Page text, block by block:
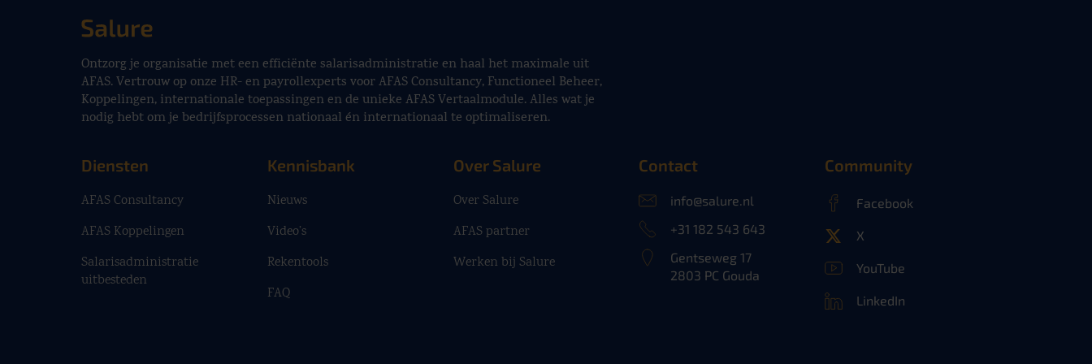
Ontzorg je organisatie met een efficiënte salarisadministratie en haal het maximale uit
AFAS. Vertrouw op onze HR- en payrollexperts voor AFAS Consultancy, Functioneel Beheer,
Koppelingen, internationale toepassingen en de unieke AFAS Vertaalmodule. Alles wat je
nodig hebt om je bedrijfsprocessen nationaal én internationaal te optimaliseren.
Diensten
AFAS Consultancy
AFAS Koppelingen
Salarisadministratie
uitbesteden
Kennisbank
Nieuws
Video’s
Rekentools
FAQ
Over Salure
Over Salure
AFAS partner
Werken bij Salure
Contact
info@salure.nl
+31 182 543 643
Gentseweg 17
2803 PC Gouda
Community
Facebook
X
YouTube
LinkedIn